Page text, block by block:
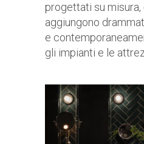
progettati su
aggiungono
e
gli impianti e le